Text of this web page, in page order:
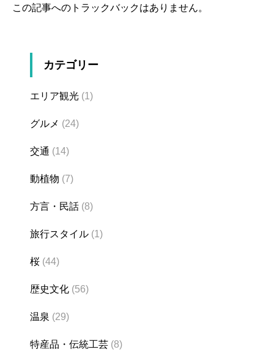
この記事へのトラックバックはありません。
カテゴリー
エリア観光 (1)
グルメ (24)
交通 (14)
動植物 (7)
方言・民話 (8)
旅行スタイル (1)
桜 (44)
歴史文化 (56)
温泉 (29)
特産品・伝統工芸 (8)